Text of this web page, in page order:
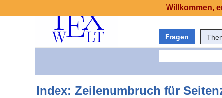
Fragen
Index: Zeilenumbruch für
Willkommen,